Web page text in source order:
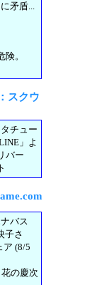
矛盾...
。
スクウ
チュー
」よ
バー
バス
子さ
ア (8/5
の慶次